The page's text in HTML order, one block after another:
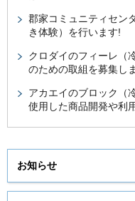
郡家コミュニティセン
き体験）を行います!
クロダイのフィーレ（
のための取組を募集し
アカエイのブロック（
使用した商品開発や利
お知らせ